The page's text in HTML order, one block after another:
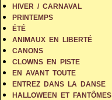
HIVER / CARNAVAL
PRINTEMPS
ÉTÉ
ANIMAUX EN LIBERTÉ
CANONS
CLOWNS EN PISTE
EN AVANT TOUTE
ENTREZ DANS LA DANSE
HALLOWEEN ET FANTÔMES